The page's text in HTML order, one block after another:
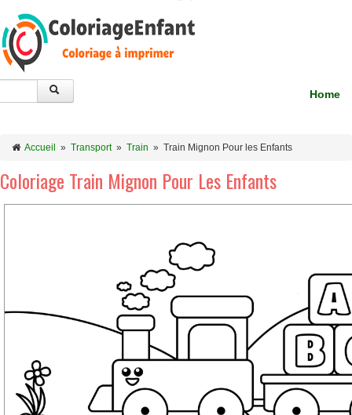
Home
Accueil » Transport» Train » Train Mignon Pour les Enfants
Coloriage Train Mignon Pour Les Enfants